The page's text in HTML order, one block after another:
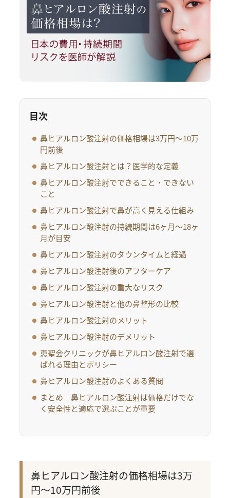
目次
鼻ヒアルロン酸注射の価格相場は3万円〜10万
円前後
鼻ヒアルロン酸注射とは？医学的な定義
鼻ヒアルロン酸注射でできること・できない
こと
鼻ヒアルロン酸注射で鼻が高く見える仕組み
鼻ヒアルロン酸注射の持続期間は6ヶ月〜18ヶ
月が目安
鼻ヒアルロン酸注射のダウンタイムと経過
鼻ヒアルロン酸注射後のアフターケア
鼻ヒアルロン酸注射の重大なリスク
鼻ヒアルロン酸注射と他の鼻整形の比較
鼻ヒアルロン酸注射のメリット
鼻ヒアルロン酸注射のデメリット
恵聖会クリニックが鼻ヒアルロン酸注射で選
ばれる理由とポリシー
鼻ヒアルロン酸注射のよくある質問
まとめ｜鼻ヒアルロン酸注射は価格だけでな
く安全性と適応で選ぶことが重要
鼻ヒアルロン酸注射の価格相場は3万
円〜10万円前後